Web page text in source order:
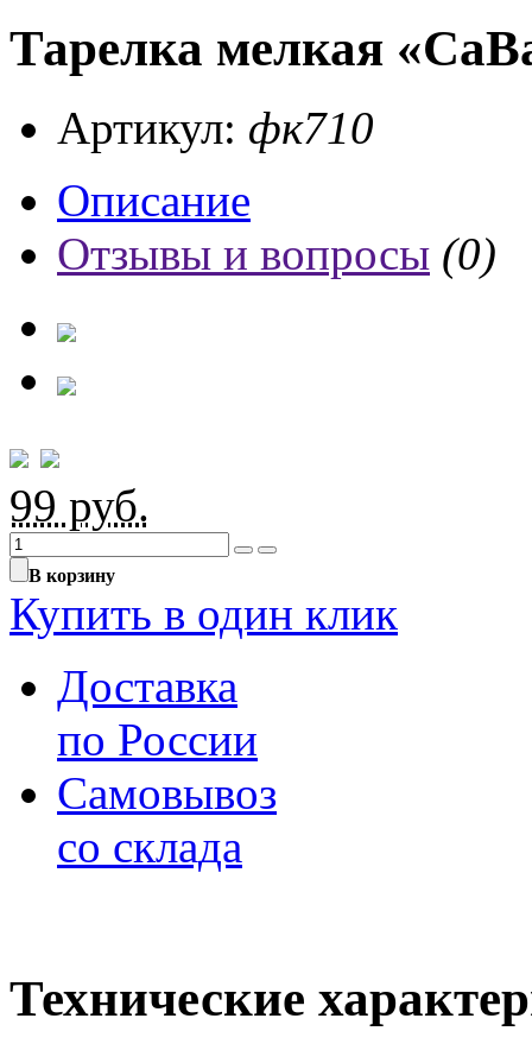
Тарелка мелкая
Артикул: фк710
Описание
Отзывы и вопросы (0)
99 руб.
В корзину
Купить в один клик
Доставка
по России
Самовывоз
со склада
Технические